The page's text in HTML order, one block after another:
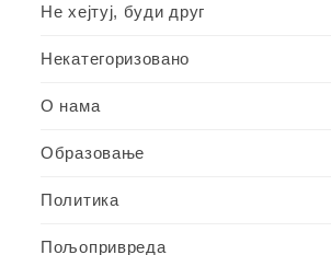
Не хејтуј, буди друг
Некатегоризовано
О нама
Образовање
Политика
Пољопривреда